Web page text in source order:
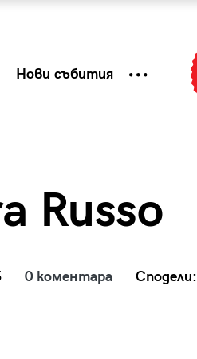
Нови събития
Russo
0 коментара Сподели: